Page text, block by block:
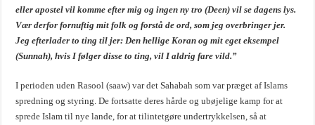
eller apostel vil komme efter mig og ingen ny tro (Deen) vil se dagens lys.
Vær derfor fornuftig mit folk og forstå de ord, som jeg overbringer jer.
Jeg efterlader to ting til jer: Den hellige Koran og mit eget eksempel
(Sunnah), hvis I følger disse to ting, vil I aldrig fare vild.”
I perioden uden Rasool (saaw) var det Sahabah som var præget af Islams
spredning og styring. De fortsatte deres hårde og ubøjelige kamp for at
sprede Islam til nye lande, for at tilintetgøre undertrykkelsen, så at